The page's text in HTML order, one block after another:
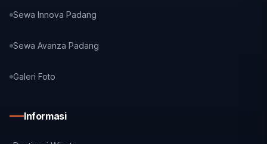
Sewa Innova Padang
Sewa Avanza Padang
Galeri Foto
Informasi